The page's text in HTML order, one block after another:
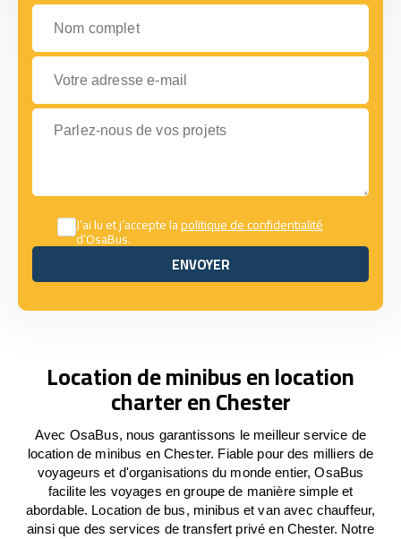
Nom complet
Votre adresse e-mail
Parlez-nous de vos projets
J’ai lu et j’accepte lapolitique de confidentialité
d’OsaBus.
ENVOYER
ENVOYER
Location de minibus en location
charter en Chester
Avec OsaBus, nous garantissons le meilleur service de
location de minibus en Chester. Fiable pour des milliers de
voyageurs et d'organisations du monde entier, OsaBus
facilite les voyages en groupe de manière simple et
abordable. Location de bus, minibus et van avec chauffeur,
ainsi que des services de transfert privé en Chester. Notre